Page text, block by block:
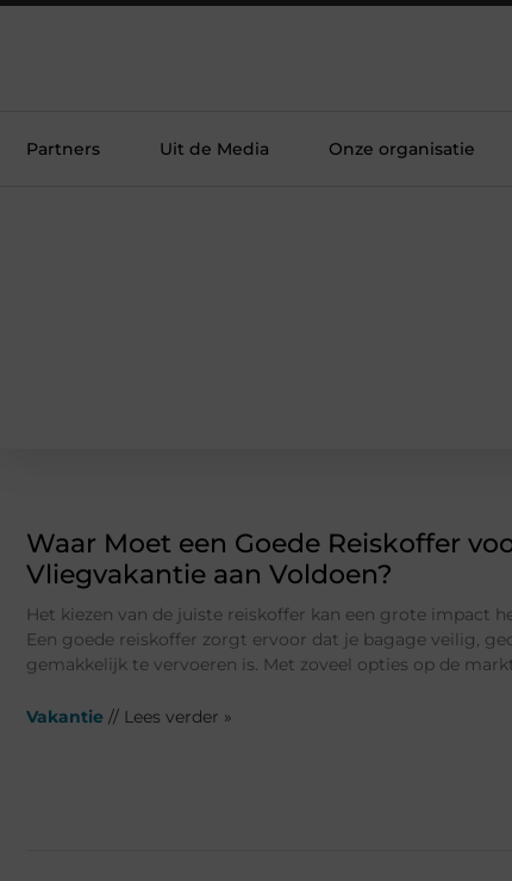
Partners Uit de Media Onze organisatie
Waar Moet een Goede Reiskoffer
Vliegvakantie aan Voldoen?
Het kiezen van de juiste reiskoffer kan een grote impact
Een goede reiskoffer zorgt ervoor dat je bagage veilig,
gemakkelijk te vervoeren is. Met zoveel opties op de
Vakantie // Lees verder »